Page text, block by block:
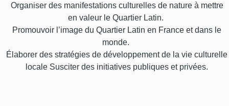
Organiser des manifestations culturelles de nature à mettre
en valeur le Quartier Latin.
Promouvoir l’image du Quartier Latin en France et dans le
monde.
Élaborer des stratégies de développement de la vie culturelle
locale Susciter des initiatives publiques et privées.